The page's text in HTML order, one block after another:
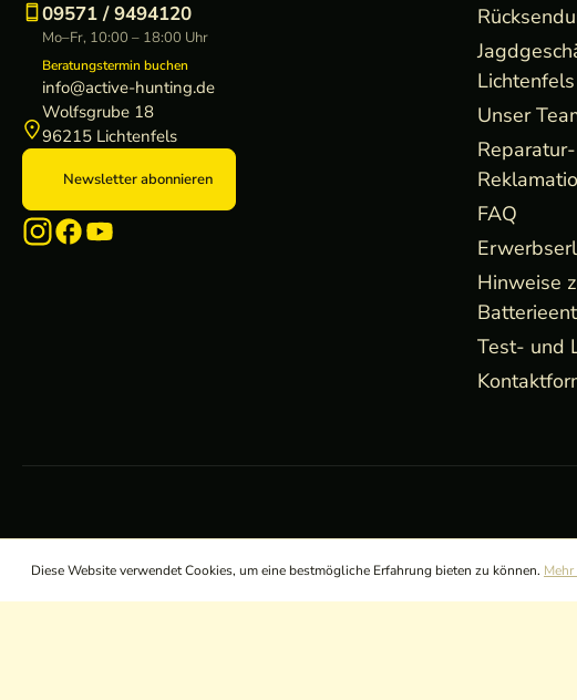
09571 / 9494120
Mo–Fr, 10:00 – 18:00 Uhr
Beratungstermin buchen
info@active-hunting.de
Wolfsgrube 18
96215 Lichtenfels
Newsletter abonnieren
Lichtenfels
Unser
FAQ
Hinweise
Test- und
Diese Website verwendet Cookies, um eine bestmögliche Erfahrung bieten zu können.